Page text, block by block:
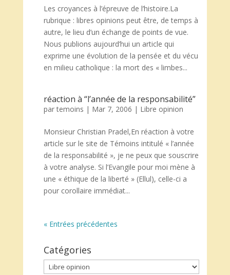
Les croyances à l’épreuve de l’histoire.La
rubrique : libres opinions peut être, de temps à
autre, le lieu d’un échange de points de vue.
Nous publions aujourd’hui un article qui
exprime une évolution de la pensée et du vécu
en milieu catholique : la mort des « limbes...
réaction à “l’année de la responsabilité”
partemoins | Mar 7, 2006 | Libre opinion
Monsieur Christian Pradel,En réaction à votre
article sur le site de Témoins intitulé « l’année
de la responsabilité », je ne peux que souscrire
à votre analyse. Si l’Evangile pour moi mène à
une « éthique de la liberté » (Ellul), celle-ci a
pour corollaire immédiat...
« Entrées précédentes
Catégories
Catégories